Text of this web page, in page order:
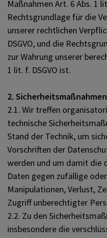
Maßnahmen Art. 6 Abs. 1
Rechtsgrundlage für die
unserer rechtlichen
DSGVO, und die
zur Wahrung unserer
1 lit. f. DSGVO ist.
2. Sicherheitsmaßnahmen
2.1. Wir treffen
technische
Stand der Technik, um
Vorschriften der
werden und um damit die
Daten gegen zufällige
Manipulationen, Verlust,
Zugriff unberechtigter
2.2. Zu den
insbesondere die